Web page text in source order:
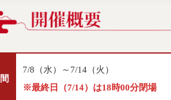
7/8（水）～7/14（火）
※最終日（7/14）は18時00分閉場